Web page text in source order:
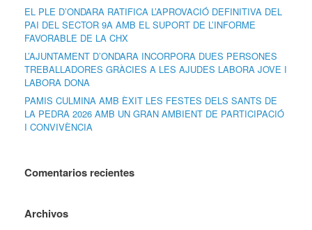
EL PLE D’ONDARA RATIFICA L’APROVACIÓ DEFINITIVA DEL
PAI DEL SECTOR 9A AMB EL SUPORT DE L’INFORME
FAVORABLE DE LA CHX
L’AJUNTAMENT D’ONDARA INCORPORA DUES PERSONES
TREBALLADORES GRÀCIES A LES AJUDES LABORA JOVE I
LABORA DONA
PAMIS CULMINA AMB ÈXIT LES FESTES DELS SANTS DE
LA PEDRA 2026 AMB UN GRAN AMBIENT DE PARTICIPACIÓ
I CONVIVÈNCIA
Comentarios recientes
Archivos